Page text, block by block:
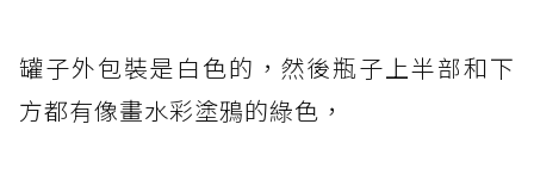
罐子外包裝是白色的，然後瓶子上半部和下
方都有像畫水彩塗鴉的綠色，